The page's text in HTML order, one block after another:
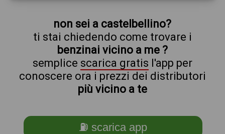
non sei a castelbellino?
ti stai chiedendo come trovare i
benzinai vicino a me ?
semplice scarica gratis l'app per
conoscere ora i prezzi dei distributori
più vicino a te
⛽ scarica app